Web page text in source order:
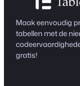
Maak eenvoudig
tabellen met de
gratis!